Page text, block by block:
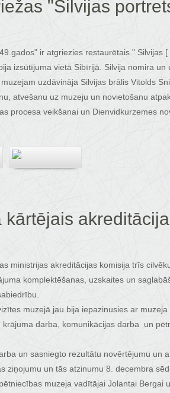
"Silvijas
ir atgriezies restaurētais " Silvijas
izsūtījuma vietā Sibīrijā. Silvija nomira
uzdāvināja Silvijas brālis Vitolds
atvešanu uz muzeju un novietošanu
procesa veikšanai un Dienvidkurzemes
ministrijas akreditācijas komisija trīs
komplektēšanas, uzskaites un
muzejā jau bija iepazinusies ar
darba, komunikācijas darba un
un sasniegto rezultātu novērtējumu un
ziņojumu un tās atzinumu 8. decembra
muzeja vadītājai Jolantai Bergai